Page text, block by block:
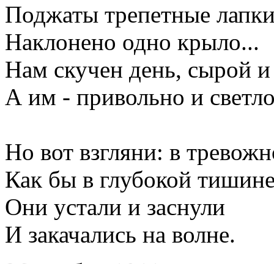
Поджаты трепетные
Наклонено одно крыло...
Нам скучен день, сырой и
А им - привольно и
Но вот взгляни: в
Как бы в глубокой
Они устали и заснули
И закачались на волне.